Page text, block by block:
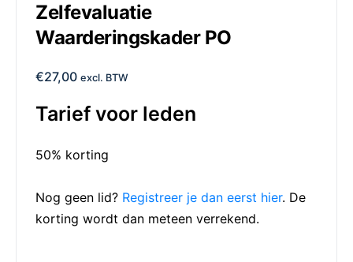
Zelfevaluatie
Waarderingskader PO
€27,00 excl. BTW
Tarief voor leden
50% korting
Nog geen lid? Registreer je dan eerst hier. De
korting wordt dan meteen verrekend.